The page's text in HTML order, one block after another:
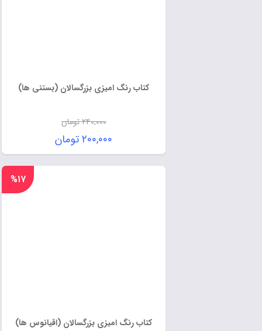
کتاب رنگ امیزی بزرگسالان (بستنی ها)
۲۴۰,۰۰۰تومان
۲۰۰,۰۰۰تومان
کتاب رنگ امیزی بزرگسالان (اقیانوس ها)
%۱۷